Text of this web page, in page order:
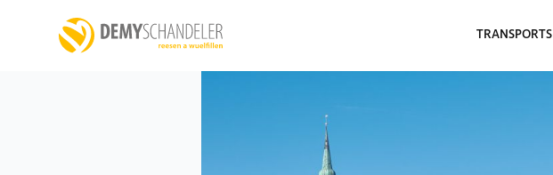
TRANSPORTS